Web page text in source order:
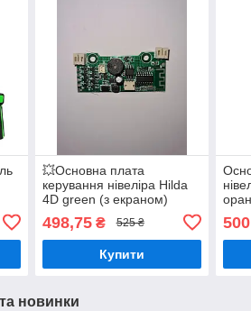
💥Основна плата
керування нівеліра Hilda
4D green (з екраном)
498,75₴ 525 ₴
Купити
500
новинки